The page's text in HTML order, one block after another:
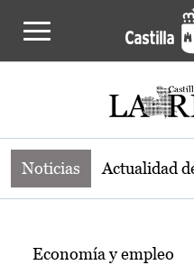
Noticias de la
Noticias Actualidad
Temas
Economía y empleo